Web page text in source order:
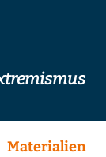
Materialien